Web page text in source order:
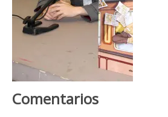
Comentarios